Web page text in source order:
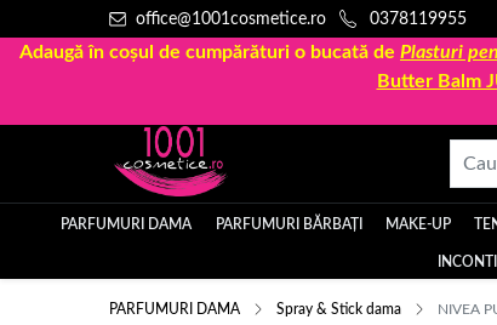
office@1001cosmetice.ro 0378119955
Adaugă în coșul de cumpărături o bucată de Plasturi
Butter Balm
PARFUMURI DAMA PARFUMURI BĂRBAȚI MAKE-UP
PARFUMURI DAMA Spray & Stick dama NIVEA